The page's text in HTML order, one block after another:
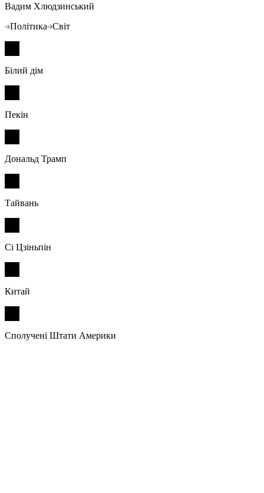
Вадим Хлюдзинський
Політика Світ
Білий дім
Пекін
Дональд Трамп
Тайвань
Сі Цзіньпін
Китай
Сполучені Штати Америки